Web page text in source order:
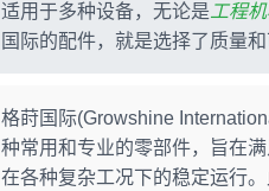
适用于多种设备，无论是工程
国际的配件，就是选择了质量和
格莳国际(Growshine
种常用和专业的零部件，旨在
在各种复杂工况下的稳定运行